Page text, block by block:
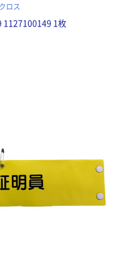
ロス
1127100149 1枚